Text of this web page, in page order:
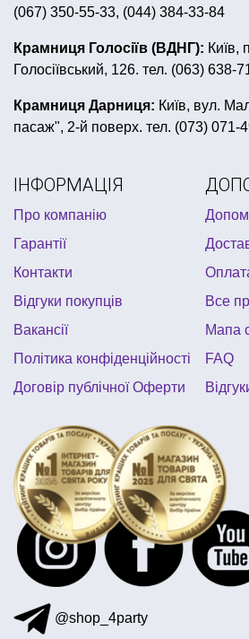
карнавальні маски львів купити
все для дня народження
накидка купити приколи
інтернет магазин все для нового
день народження в стилі космос
товари для вечірки хелловін
все для дитячого свята
купити
настільні ігри чернівці
(067) 350-55-33, (044) 384-33-84
Крамниця Голосіїв (ВДНГ): Київ,
Голосіївський, 126. тел. (063) 638-
Крамниця Дарниця: Київ, вул.
пасаж", 2-й поверх. тел. (073) 071-
ІНФОРМАЦІЯ
Про компанію
Гарантії
Контакти
Відгуки покупців
Вакансії
Політика конфіденційності
Договір публічної Оферти
Все
Мапа
FAQ
@shop_4party